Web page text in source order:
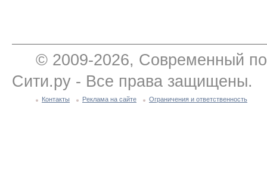
© 2009-2026, Современный
Сити.ру - Все права защищены.
Контакты Реклама на сайте Ограничения и ответственность